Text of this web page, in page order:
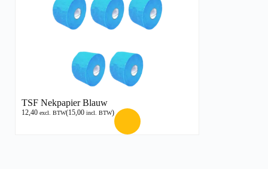
TSF Nekpapier Blauw
12,40 excl. BTW(15,00 incl. BTW)